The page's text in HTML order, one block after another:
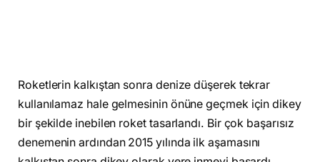
Roketlerin kalkıştan sonra denize düşerek tekrar
kullanılamaz hale gelmesinin önüne geçmek için dikey
bir şekilde inebilen roket tasarlandı. Bir çok başarısız
denemenin ardından 2015 yılında ilk aşamasını